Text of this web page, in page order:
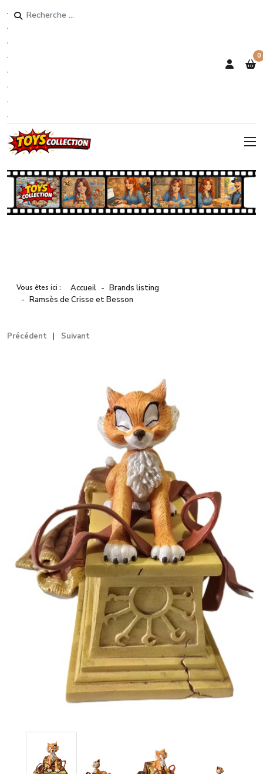
Rechercher
0
Vous êtes ici : Accueil
Brands listing
Ramsès de Crisse et Besson
Précédent Suivant